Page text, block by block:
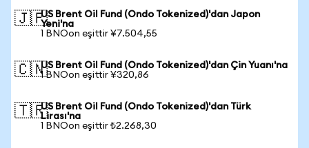
🇯🇵US Brent Oil Fund (Ondo Tokenized)'dan Japon
Yeni'na
1 BNOon eşittir ¥7.504,55
🇨🇳US Brent Oil Fund (Ondo Tokenized)'dan Çin Yuanı'na
1 BNOon eşittir ¥320,86
🇹🇷US Brent Oil Fund (Ondo Tokenized)'dan Türk
Lirası'na
1 BNOon eşittir ₺2.268,30